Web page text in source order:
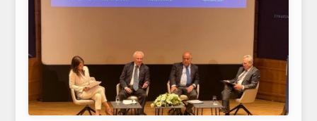
ΚΟΣΜΟΣ
ΕΥΡΩΠΑΪΚΕΣ ΑΠΟΦΑΣΕΙΣ